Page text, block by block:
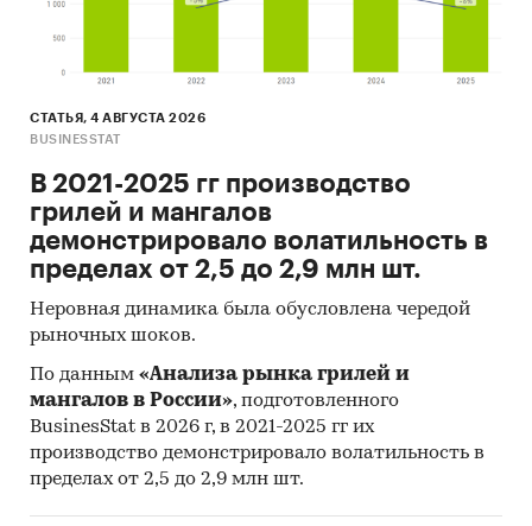
СТАТЬЯ, 4 АВГУСТА 2026
BUSINESSTAT
В 2021-2025 гг производство
грилей и мангалов
демонстрировало волатильность в
пределах от 2,5 до 2,9 млн шт.
Неровная динамика была обусловлена чередой
рыночных шоков.
По данным «Анализа рынка грилей и
мангалов в России», подготовленного
BusinesStat в 2026 г, в 2021-2025 гг их
производство демонстрировало волатильность в
пределах от 2,5 до 2,9 млн шт.